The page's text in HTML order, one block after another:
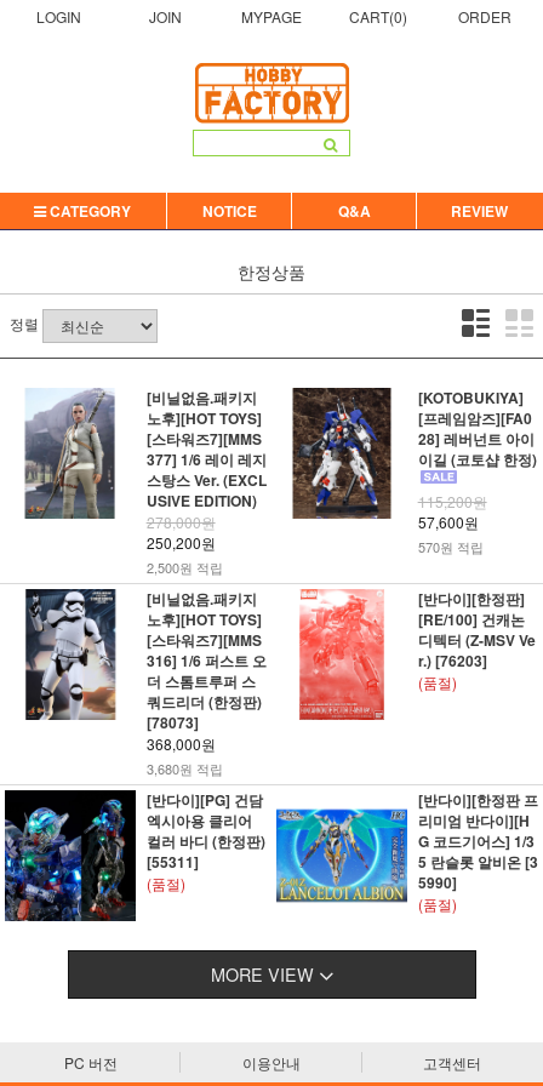
LOGIN JOIN MYPAGE CART(0) ORDER
CATEGORY NOTICE Q&A REVIEW
한정상품
정렬
[비닐없음.패키지
노후][HOT TOYS]
[스타워즈7][MMS
377] 1/6 레이 레지
스탕스 Ver. (EXCL
USIVE EDITION)
278,000원
250,200원
2,500원 적립
[KOTOBUKIYA]
[프레임암즈][FA0
28] 레버넌트 아이
이길 (코토샵 한정)
115,200원
57,600원
570원 적립
[비닐없음.패키지
노후][HOT TOYS]
[스타워즈7][MMS
316] 1/6 퍼스트 오
더 스톰트루퍼 스
쿼드리더 (한정판)
[78073]
368,000원
3,680원 적립
[반다이][한정판]
[RE/100] 건캐논
디텍터 (Z-MSV Ve
r.) [76203]
(품절)
[반다이][PG] 건담
엑시아용 클리어
컬러 바디 (한정판)
[55311]
(품절)
[반다이][한정판 프
리미엄 반다이][H
G 코드기어스] 1/3
5 란슬롯 알비온 [3
5990]
(품절)
MORE VIEW
PC 버전 이용안내 고객센터